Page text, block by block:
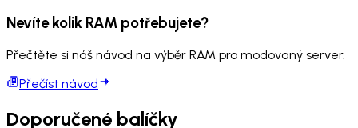
Nevíte kolik RAM potřebujete?
Přečtěte si náš návod na výběr RAM pro modovaný server.
Přečíst návod
Doporučené balíčky